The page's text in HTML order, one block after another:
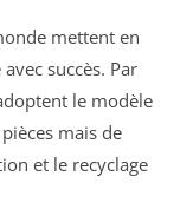
mettent en
succès. Par
le modèle
mais de
et le recyclage